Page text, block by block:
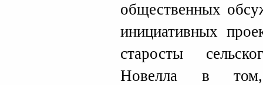
общественных
инициативных
старосты
Новелла в том,